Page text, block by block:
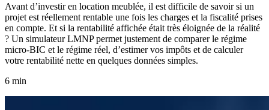
Avant d’investir en location meublée, il est difficile de savoir si un
projet est réellement rentable une fois les charges et la fiscalité prises
en compte. Et si la rentabilité affichée était très éloignée de la réalité
? Un simulateur LMNP permet justement de comparer le régime
micro-BIC et le régime réel, d’estimer vos impôts et de calculer
votre rentabilité nette en quelques données simples.
6 min